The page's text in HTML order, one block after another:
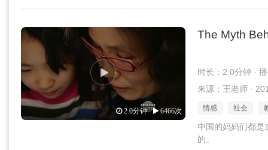
2.0分钟 6466次
The Myth
时长：2.0分钟 ·
来源：王老师 ·
情感 社会
中国的妈妈们都是
的。